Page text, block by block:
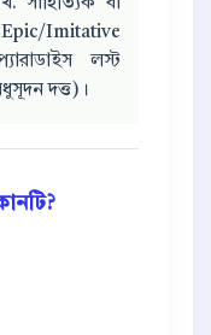
সাহিত্যিক বা
Imitative
লস্ট
দত্ত)।